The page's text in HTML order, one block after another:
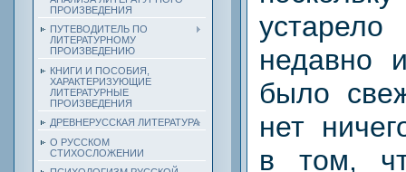
ПРОИЗВЕДЕНИЯ
ПУТЕВОДИТЕЛЬ ПО
ЛИТЕРАТУРНОМУ
ПРОИЗВЕДЕНИЮ
КНИГИ И ПОСОБИЯ,
ХАРАКТЕРИЗУЮЩИЕ
ЛИТЕРАТУРНЫЕ
ПРОИЗВЕДЕНИЯ
ДРЕВНЕРУССКАЯ ЛИТЕРАТУРА
О РУССКОМ
СТИХОСЛОЖЕНИИ
недавно
было
нет
в том,